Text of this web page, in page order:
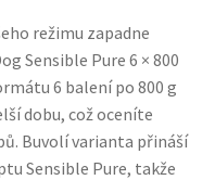
režimu zapadne
Sensible Pure 6 × 800
6 balení po 800 g
dobu, což oceníte
Buvolí varianta přináší
Sensible Pure, takže